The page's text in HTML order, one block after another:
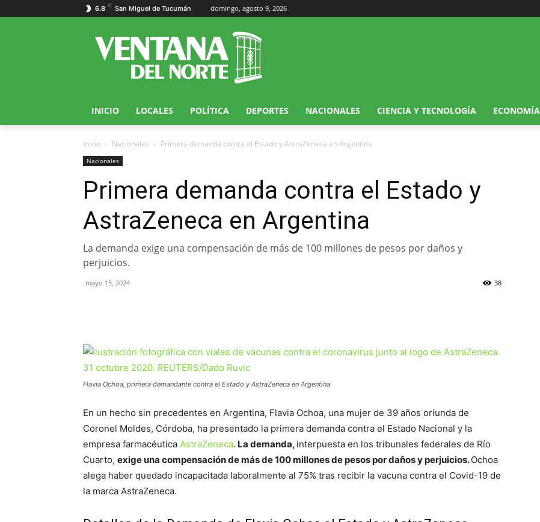
6.8 C San Miguel de Tucumán domingo, agosto 9, 2026
INICIO LOCALES POLÍTICA DEPORTES NACIONALES CIENCIA Y TECNOLOGÍA ECONOMÍA
Inicio Nacionales Primera demanda contra el Estado y AstraZeneca en Argentina
Nacionales
Primera demanda contra el Estado y
AstraZeneca en Argentina
La demanda exige una compensación de más de 100 millones de pesos por daños y
perjuicios.
mayo 15, 2024 38
Flavia Ochoa, primera demandante contra el Estado y AstraZeneca en Argentina
En un hecho sin precedentes en Argentina, Flavia Ochoa, una mujer de 39 años oriunda de
Coronel Moldes, Córdoba, ha presentado la primera demanda contra el Estado Nacional y la
empresa farmacéutica AstraZeneca. La demanda, interpuesta en los tribunales federales de Río
Cuarto, exige una compensación de más de 100 millones de pesos por daños y perjuicios.Ochoa
alega haber quedado incapacitada laboralmente al 75% tras recibir la vacuna contra el Covid-19 de
la marca AstraZeneca.